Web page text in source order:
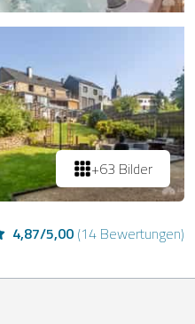
+63 Bilder
4,87/5,00 (14 Bewertungen)